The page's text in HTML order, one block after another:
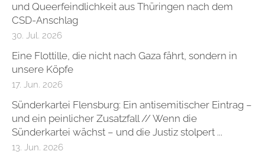
und Queerfeindlichkeit aus Thüringen nach dem
CSD-Anschlag
30. Jul. 2026
Eine Flottille, die nicht nach Gaza fährt, sondern in
unsere Köpfe
17. Jun. 2026
Sünderkartei Flensburg: Ein antisemitischer Eintrag –
und ein peinlicher Zusatzfall // Wenn die
Sünderkartei wächst – und die Justiz stolpert ...
13. Jun. 2026